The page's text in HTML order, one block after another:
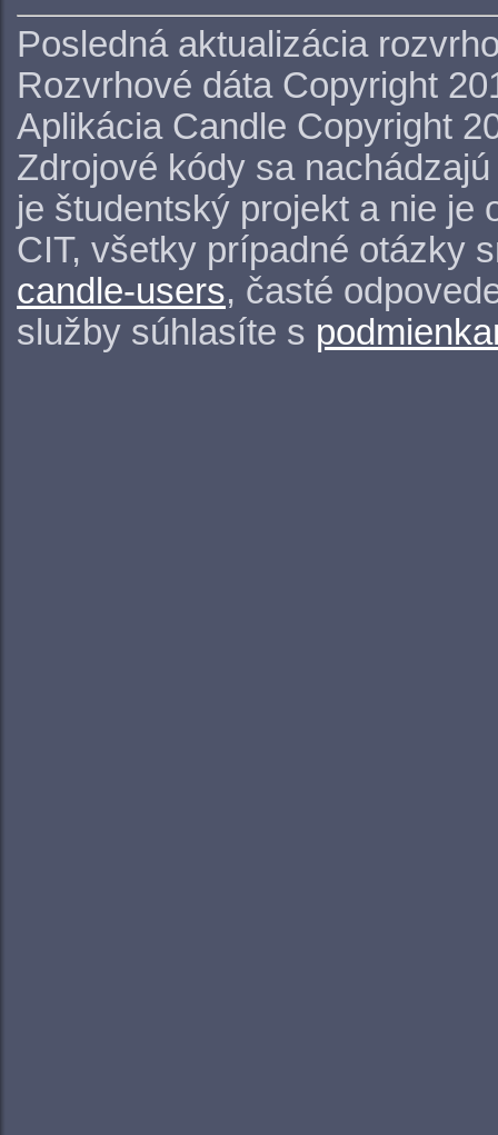
Posledná aktualizácia
Rozvrhové dáta Copyright
Aplikácia Candle Copyright
Zdrojové kódy sa
je študentský projekt a nie je
CIT, všetky prípadné otázky
candle-users, časté
služby súhlasíte s